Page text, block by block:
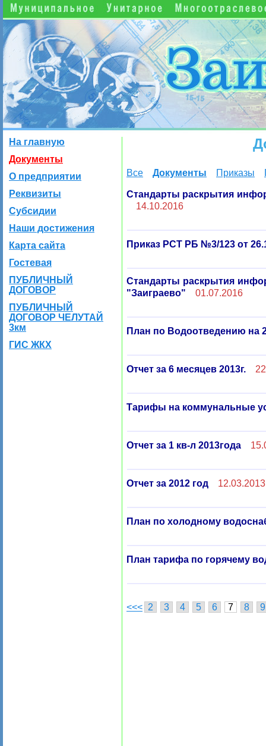
На главную
Документы
О предприятии
Реквизиты
Субсидии
Наши достижения
Карта сайта
Гостевая
ПУБЛИЧНЫЙ
ДОГОВОР
ПУБЛИЧНЫЙ
ДОГОВОР ЧЕЛУТАЙ
3км
ГИС ЖКХ
Все Документы Приказы
Стандарты раскрытия
14.10.2016
Приказ РСТ РБ №3/123 от
Стандарты раскрытия
"Заиграево"
01.07.2016
План по Водоотведению на
Отчет за 6 месяцев 2013г.
Тарифы на коммунальные
Отчет за 1 кв-л 2013года
Отчет за 2012 год 12.03.2013
План по холодному
План тарифа по горячему
<<< 2 3 4 5 6 7 8 9